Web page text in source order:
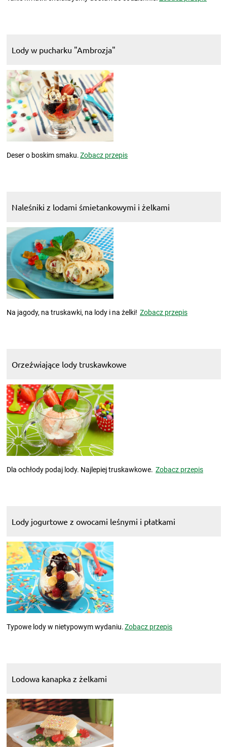
Lody w pucharku "Ambrozja"
Deser o boskim smaku.Zobacz przepis
Naleśniki z lodami śmietankowymi i żelkami
Na jagody, na truskawki, na lody i na żelki! Zobacz przepis
Orzeźwiające lody truskawkowe
Dla ochłody podaj lody. Najlepiej truskawkowe. Zobacz przepis
Lody jogurtowe z owocami leśnymi i płatkami
Typowe lody w nietypowym wydaniu.Zobacz przepis
Lodowa kanapka z żelkami